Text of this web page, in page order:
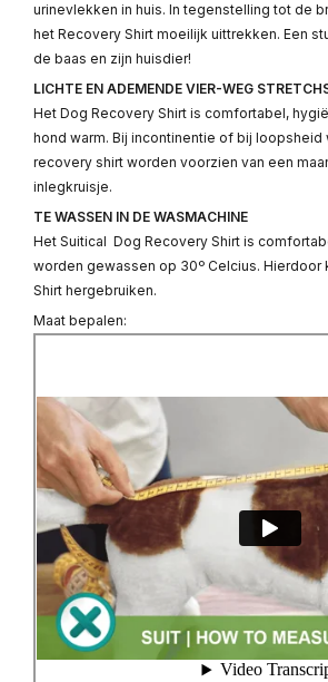
urinevlekken in huis. In tegenstelling tot de
het Recovery Shirt moeilijk uittrekken. Een
de baas en zijn huisdier!
LICHTE EN ADEMENDE VIER-WEG
Het Dog Recovery Shirt is comfortabel,
hond warm. Bij incontinentie of bij loopsheid
recovery shirt worden voorzien van een
inlegkruisje.
TE WASSEN IN DE WASMACHINE
Het Suitical Dog Recovery Shirt is
worden gewassen op 30º Celcius. Hierdoor
Shirt hergebruiken.
Maat bepalen: